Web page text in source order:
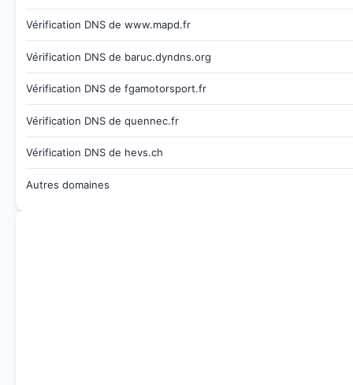
Vérification DNS de www.mapd.fr
Vérification DNS de baruc.dyndns.org
Vérification DNS de fgamotorsport.fr
Vérification DNS de quennec.fr
Vérification DNS de hevs.ch
Autres domaines